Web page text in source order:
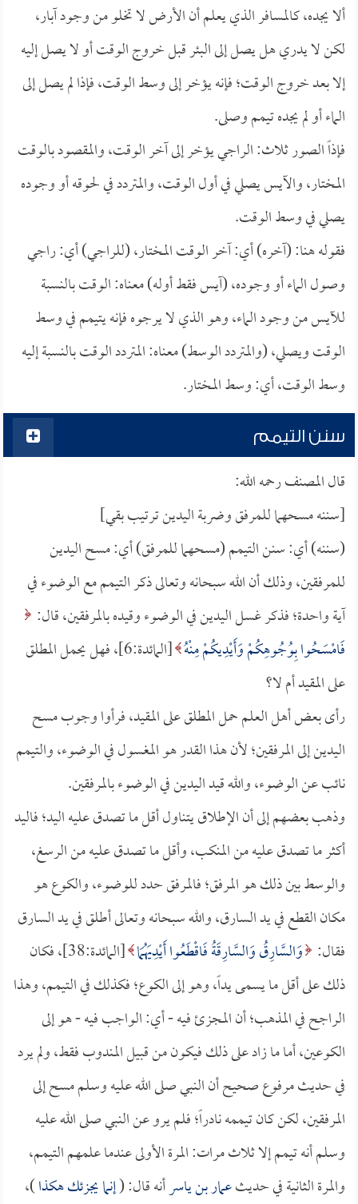
ألا يجده، كالمسافر الذي يعلم أن الأرض لا تخلو من وجود آبار،
لكن لا يدري هل يصل إلى البئر قبل خروج الوقت أو لا يصل إليه
إلا بعد خروج الوقت؛ فإنه يؤخر إلى وسط الوقت، فإذا لم يصل إلى
الماء أو لم يجده تيمم وصلى.
فإذاً الصور ثلاث: الراجي يؤخر إلى آخر الوقت، والمقصود بالوقت
المختار، والآيس يصلي في أول الوقت، والمتردد في لحوقه أو وجوده
يصلي في وسط الوقت.
فقوله هنا: (آخره) أي: آخر الوقت المختار، (للراجي) أي: راجي
وصول الماء أو وجوده، (آيس فقط أوله) معناه: الوقت بالنسبة
للآيس من وجود الماء، وهو الذي لا يرجوه فإنه يتيمم في وسط
الوقت ويصلي، (والمتردد الوسط) معناه: المتردد الوقت بالنسبة إليه
وسط الوقت، أي: وسط المختار.
سنن التيمم
قال المصنف رحمه الله:
[سننه مسحهما للمرفق وضربة اليدين ترتيب بقي]
(سننه) أي: سنن التيمم (مسحهما للمرفق) أي: مسح اليدين
للمرفقين، وذلك أن الله سبحانه وتعالى ذكر التيمم مع الوضوء في
آية واحدة؛ فذكر غسل اليدين في الوضوء وقيده بالمرفقين، قال:
فَامْسَحُوا بِوُجُوهِكُمْ وَأَيْدِيكُمْ مِنْهُ
[المائدة:6]، فهل يحمل المطلق
على المقيد أم لا؟
رأى بعض أهل العلم حمل المطلق على المقيد، فرأوا وجوب مسح
اليدين إلى المرفقين؛ لأن هذا القدر هو المغسول في الوضوء، والتيمم
نائب عن الوضوء، والله قيد اليدين في الوضوء بالمرفقين.
وذهب بعضهم إلى أن الإطلاق يتناول أقل ما تصدق عليه اليد؛ فاليد
أكثر ما تصدق عليه من المنكب، وأقل ما تصدق عليه من الرسغ،
والوسط بين ذلك هو المرفق؛ فالمرفق حدد للوضوء، والكوع هو
مكان القطع في يد السارق، والله سبحانه وتعالى أطلق في يد السارق
فقال: وَالسَّارِقُ وَالسَّارِقَةُ فَاقْطَعُوا أَيْدِيَهُمَا
[المائدة:38]، فكان
ذلك على أقل ما يسمى يداً، وهو إلى الكوع؛ فكذلك في التيمم، وهذا
الراجح في المذهب؛ أن المجزئ فيه - أي: الواجب فيه - هو إلى
الكوعين، أما ما زاد على ذلك فيكون من قبيل المندوب فقط، ولم يرد
في حديث مرفوع صحيح أن النبي صلى الله عليه وسلم مسح إلى
المرفقين، لكن كان تيممه نادراً؛ فلم يرو عن النبي صلى الله عليه
وسلم أنه تيمم إلا ثلاث مرات: المرة الأولى عندما علمهم التيمم،
والمرة الثانية في حديثعمار بن ياسرأنه قال: (إنما يجزئك هكذا)،